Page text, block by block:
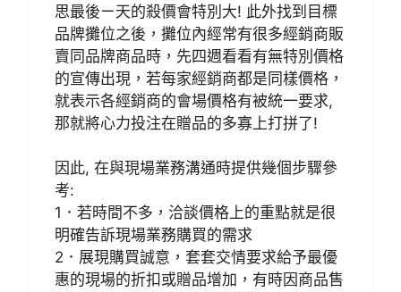
思最後ㄧ天的殺價會特別大! 此外找到目標
品牌攤位之後，攤位內經常有很多經銷商販
賣同品牌商品時，先四週看看有無特別價格
的宣傳出現，若每家經銷商都是同樣價格，
就表示各經銷商的會場價格有被統一要求,
那就將心力投注在贈品的多寡上打拼了!
因此, 在與現場業務溝通時提供幾個步驟參
考:
1．若時間不多，洽談價格上的重點就是很
明確告訴現場業務購買的需求
2．展現購買誠意，套套交情要求給予最優
惠的現場的折扣或贈品增加，有時因商品售